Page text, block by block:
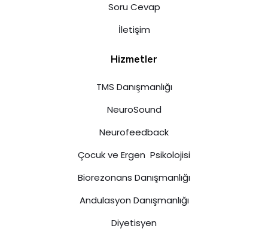
Soru Cevap
İletişim
Hizmetler
TMS Danışmanlığı
NeuroSound
Neurofeedback
Çocuk ve Ergen Psikolojisi
Biorezonans Danışmanlığı
Andulasyon Danışmanlığı
Diyetisyen